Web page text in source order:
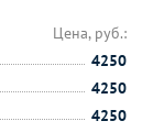
Цена, руб.:
4250
4250
4250